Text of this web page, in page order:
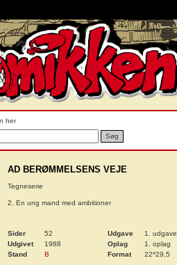
her
Søg
AD BERØMMELSENS VEJE
Tegneserie
2. En ung mand med ambitioner
Sider
52
Udgivet
1988
Stand
B
Udgave
1. udgave
Oplag
1. oplag
Format
22*29,5